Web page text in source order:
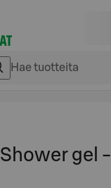
gel